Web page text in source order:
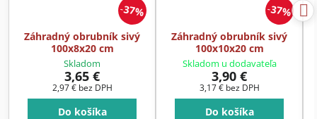
37%
Záhradný obrubník sivý
100x8x20 cm
Skladom
3,65 €
2,97 € bez DPH
Do košíka
37%
Záhradný obrubník sivý
100x10x20 cm
Skladom u dodavateľa
3,90 €
3,17 € bez DPH
Do košíka